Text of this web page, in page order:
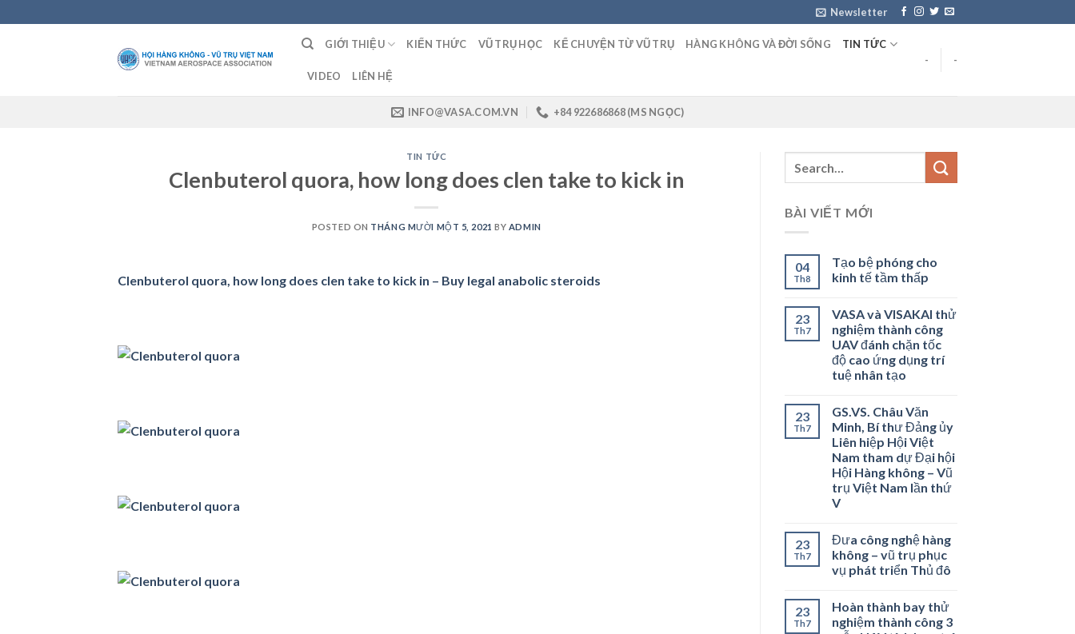
to
Newsletter
GIỚI THIỆU KIẾN THỨC VŨ TRỤ HỌC KỂ CHUYỆN TỪ VŨ TRỤ HÀNG KHÔNG VÀ ĐỜI SỐNG TIN TỨC
VIDEO LIÊN HỆ
- -
INFO@VASA.COM.VN +84 922686868 (MS NGỌC)
TIN TỨC
Clenbuterol quora, how long does clen take to kick in
POSTED ON THÁNG MƯỜI MỘT 5, 2021 BY ADMIN
Clenbuterol quora, how long does clen take to kick in – Buy legal anabolic steroids
BÀI VIẾT MỚI
04
Th8
Tạo bệ phóng cho
kinh tế tầm thấp
23
Th7
VASA và VISAKAI thử
nghiệm thành công
UAV đánh chặn tốc
độ cao ứng dụng trí
tuệ nhân tạo
23
Th7
GS.VS. Châu Văn
Minh, Bí thư Đảng ủy
Liên hiệp Hội Việt
Nam tham dự Đại hội
Hội Hàng không – Vũ
trụ Việt Nam lần thứ
V
23
Th7
Đưa công nghệ hàng
không – vũ trụ phục
vụ phát triển Thủ đô
23
Th7
Hoàn thành bay thử
nghiệm thành công 3